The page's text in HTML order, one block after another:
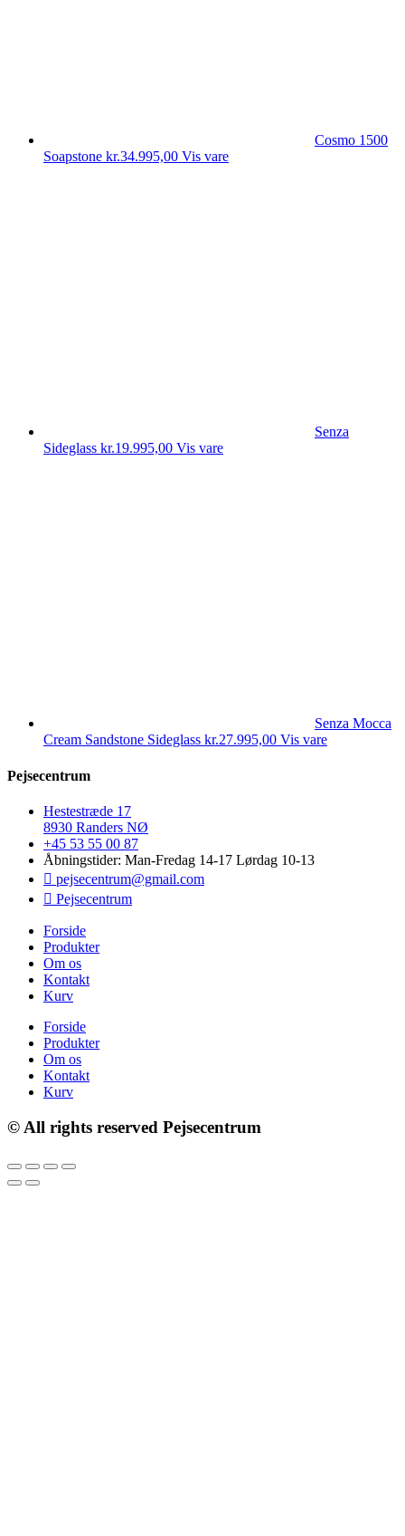
Cosmo 1500
Soapstone kr.34.995,00 Vis vare
Senza
Sideglass kr.19.995,00 Vis vare
Senza Mocca
Cream Sandstone Sideglass kr.27.995,00 Vis vare
Pejsecentrum
Hestestræde 17
8930 Randers NØ
+45 53 55 00 87
Åbningstider: Man-Fredag 14-17 Lørdag 10-13
pejsecentrum@gmail.com
Pejsecentrum
Forside
Produkter
Om os
Kontakt
Kurv
Forside
Produkter
Om os
Kontakt
Kurv
© All rights reserved Pejsecentrum